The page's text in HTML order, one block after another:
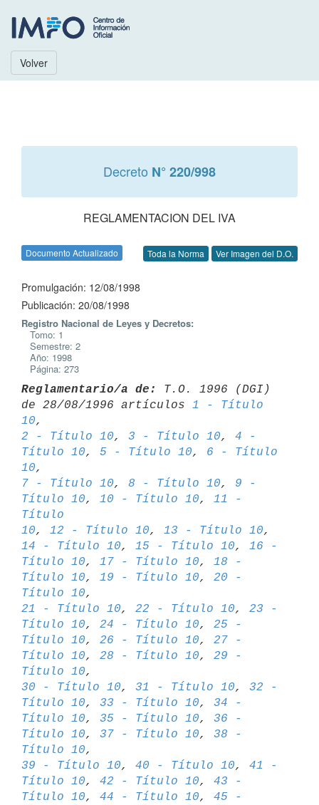
Volver
Decreto N° 220/998
REGLAMENTACION DEL IVA
Documento Actualizado Toda la Norma Ver Imagen del D.O.
Promulgación: 12/08/1998
Publicación: 20/08/1998
Registro Nacional de Leyes y Decretos:
Tomo: 1
Semestre: 2
Año: 1998
Página: 273
Reglamentario/a de:
T.O. 1996 (DGI)
de 28/08/1996 artículos 1 - Título
10
2 - Título 10, 3 - Título 10, 4 -
Título 10, 5 - Título 10, 6 - Título
10
7 - Título 10, 8 - Título 10, 9 -
Título 10, 10 - Título 10, 11 -
Título
10, 12 - Título 10, 13 - Título 10
14 - Título 10, 15 - Título 10, 16 -
Título 10, 17 - Título 10, 18 -
Título 10, 19 - Título 10, 20 -
Título 10
21 - Título 10, 22 - Título 10, 23 -
Título 10, 24 - Título 10, 25 -
Título 10, 26 - Título 10, 27 -
Título 10, 28 - Título 10, 29 -
Título 10
30 - Título 10, 31 - Título 10, 32 -
Título 10, 33 - Título 10, 34 -
Título 10, 35 - Título 10, 36 -
Título 10, 37 - Título 10, 38 -
Título 10
39 - Título 10, 40 - Título 10, 41 -
Título 10, 42 - Título 10, 43 -
Título 10, 44 - Título 10, 45 -